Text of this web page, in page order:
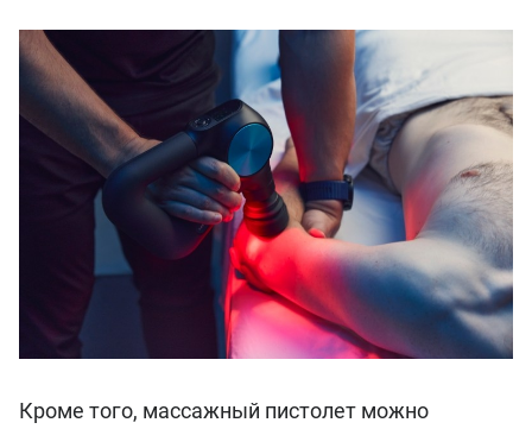
Кроме того, массажный пистолет можно